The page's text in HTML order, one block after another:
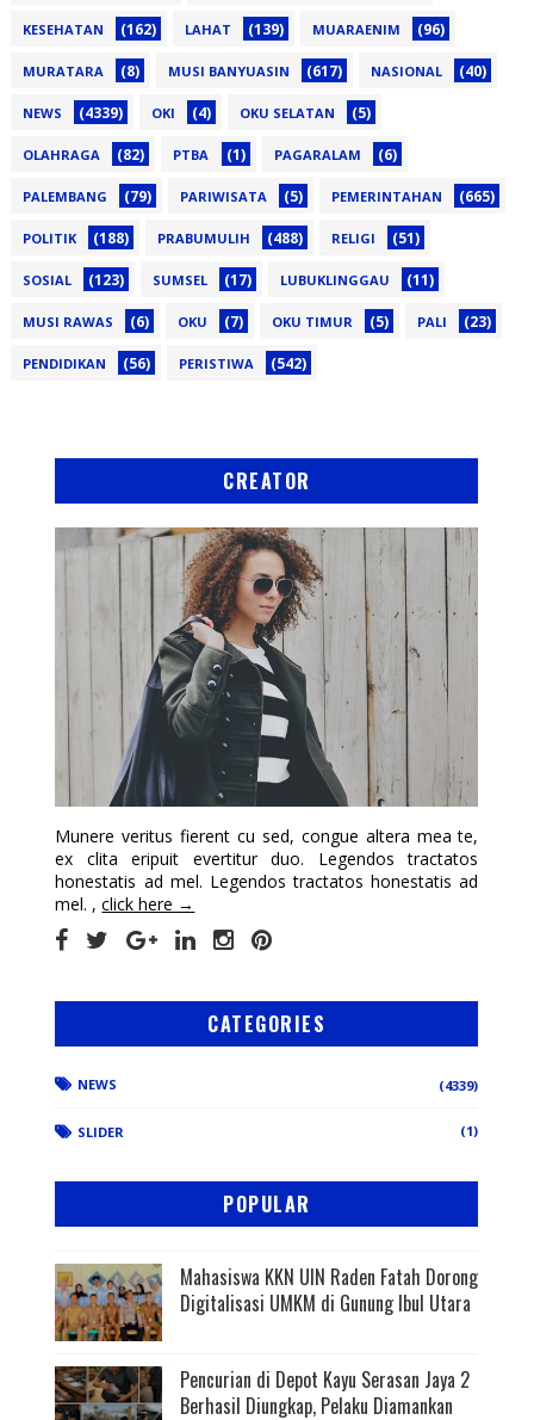
KESEHATAN (162) LAHAT (139) MUARAENIM (96)
MURATARA (8) MUSI BANYUASIN (617) NASIONAL (40)
NEWS (4339) OKI (4) OKU SELATAN (5)
OLAHRAGA (82) PTBA (1) PAGARALAM (6)
PALEMBANG (79) PARIWISATA (5) PEMERINTAHAN (665)
POLITIK (188) PRABUMULIH (488) RELIGI (51)
SOSIAL (123) SUMSEL (17) LUBUKLINGGAU (11)
MUSI RAWAS (6) OKU (7) OKU TIMUR (5) PALI (23)
PENDIDIKAN (56) PERISTIWA (542)
CREATOR
Munere veritus fierent cu sed, congue altera mea te,
ex clita eripuit evertitur duo. Legendos tractatos
honestatis ad mel. Legendos tractatos honestatis ad
mel. ,click here →
CATEGORIES
NEWS (4339)
SLIDER (1)
POPULAR
Mahasiswa KKN UIN Raden Fatah Dorong
Digitalisasi UMKM di Gunung Ibul Utara
Pencurian di Depot Kayu Serasan Jaya 2
Berhasil Diungkap, Pelaku Diamankan